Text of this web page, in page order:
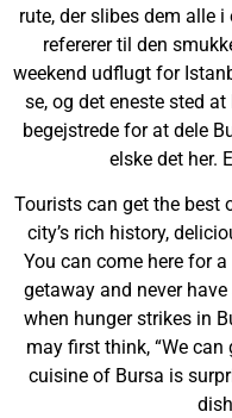
rute, der slibes dem alle
refererer til den
weekend udflugt for
se, og det eneste sted
begejstrede for at dele
elske det her.
Tourists can get the best
city’s rich history,
You can come here for
getaway and never
when hunger strikes in
may first think, “We can
cuisine of Bursa is